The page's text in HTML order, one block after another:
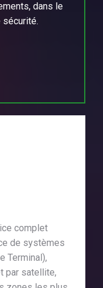
dans le
complet
de systèmes
Terminal),
par satellite,